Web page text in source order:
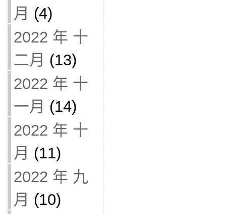
月 (4)
2022 年 十
二月 (13)
2022 年 十
一月 (14)
2022 年 十
月 (11)
2022 年 九
月 (10)